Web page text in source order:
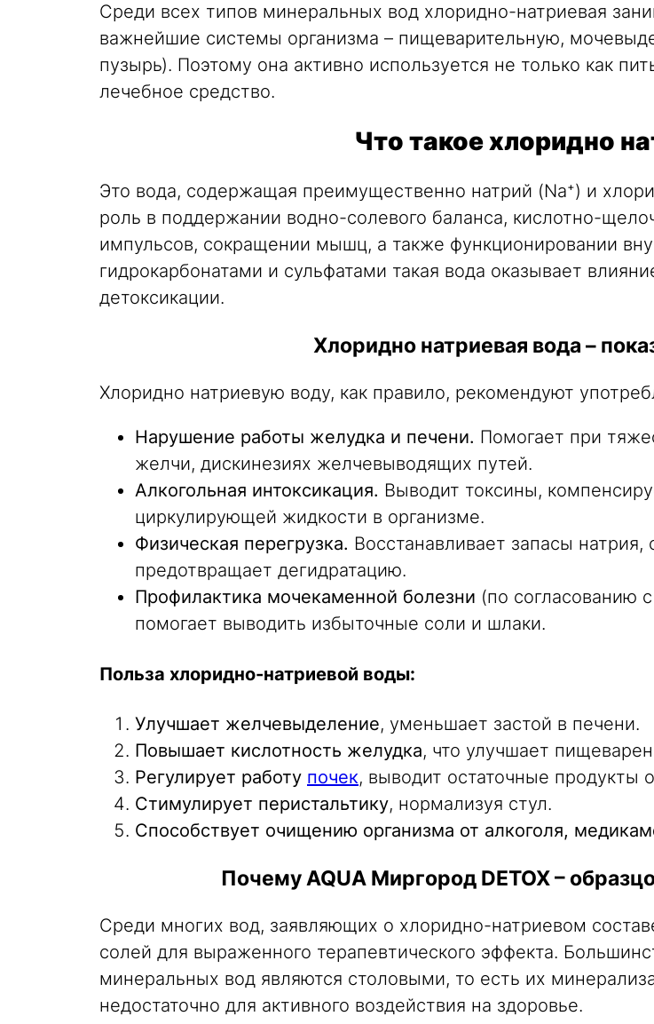
Среди всех типов минеральных вод хлоридно-натриевая
важнейшие системы организма – пищеварительную,
пузырь). Поэтому она активно используется не только как
лечебное средство.
Что такое хлоридно
Это вода, содержащая преимущественно натрий (Na⁺) и
роль в поддержании водно-солевого баланса, кислотно-
импульсов, сокращении мышц, а также функционировании
гидрокарбонатами и сульфатами такая вода оказывает
детоксикации.
Хлоридно натриевая вода –
Хлоридно натриевую воду, как правило, рекомендуют
Нарушение работы желудка и печени. Помогает при
желчи, дискинезиях желчевыводящих путей.
Алкогольная интоксикация. Выводит токсины,
циркулирующей жидкости в организме.
Физическая перегрузка. Восстанавливает запасы
предотвращает дегидратацию.
Профилактика мочекаменной болезни (по согласованию
помогает выводить избыточные соли и шлаки.
Польза хлоридно-натриевой воды:
Улучшает желчевыделение, уменьшает застой в печени.
Повышает кислотность желудка, что улучшает
Регулирует работу почек, выводит остаточные продукты
Стимулирует перистальтику, нормализуя стул.
Способствует очищению организма от алкоголя,
Почему AQUA Миргород DETOX –
Среди многих вод, заявляющих о хлоридно-натриевом
солей для выраженного терапевтического эффекта.
минеральных вод являются столовыми, то есть их
недостаточно для активного воздействия на здоровье.